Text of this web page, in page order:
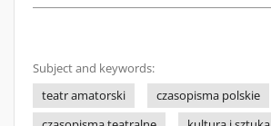
Subject and keywords:
teatr amatorski
czasopisma polskie